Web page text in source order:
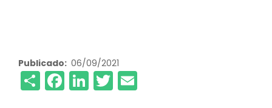
Publicado 06/09/2021
ShareFacebook
LinkedIn
Twitter